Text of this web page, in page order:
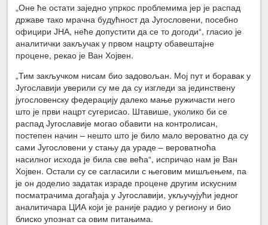
„Оне ће остати заједно упркос проблемима јер је распад
државе тако мрачна будућност да Југосло­вени, посебно
официри ЈНА, неће допустити да се то догоди“, гласио је
аналитички закључак у првом нацрту обавештајне
процене, рекао је Ван Хојвен.
„Тим закључком нисам био задовољан. Мој пут и боравак у
Југославији уверили су ме да су изгледи за јединствену
југословенску федерацију далеко мање ружичасти него
што је први нацрт сугерисао. Штавише, уколико би се
распад Југославије могао обавити на контролисан,
постепен начин – нешто што је било мало вероватно да су
сами Југословени у стању да ураде – вероватноћа
насилног исхода је била све већа“, испричао нам је Ван
Хојвен. Остали су се сагласили с његовим мишљењем, па
је он доделио задатак израде процене другим искусним
посматрачима догађаја у Југославији, укључујући једног
аналитичара ЦИА који је раније радио у региону и био
блиско упознат са овим питањима.